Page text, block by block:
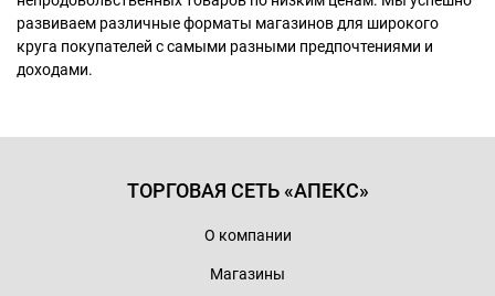
развиваем различные форматы магазинов для широкого
круга покупателей с самыми разными предпочтениями и
доходами.
ТОРГОВАЯ СЕТЬ «АПЕКС»
О компании
Магазины